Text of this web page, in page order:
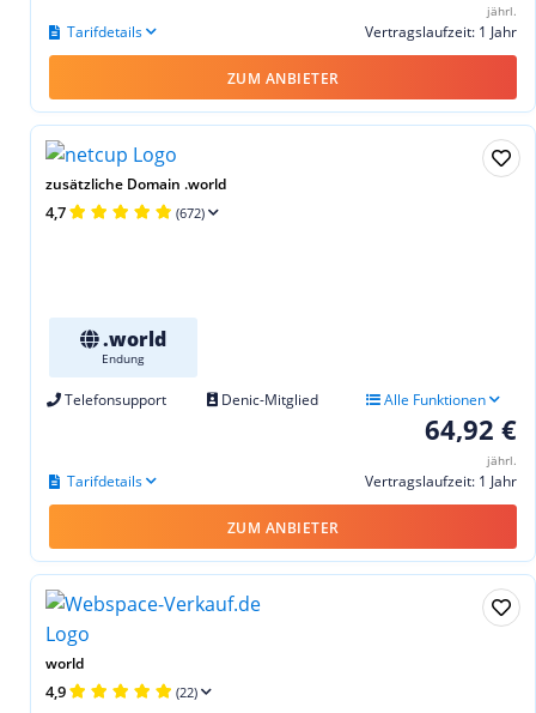
jährl.
Vertragslaufzeit: 1 Jahr
Tarifdetails
ZUM ANBIETER
zusätzliche Domain .world
4,7 (672)
.world
Endung
Telefonsupport Denic-Mitglied Alle Funktionen
64,92 €
jährl.
Vertragslaufzeit: 1 Jahr
Tarifdetails
ZUM ANBIETER
world
4,9 (22)